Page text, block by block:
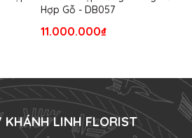
Hợp Gỗ - DB057
11.000.000₫
LINH FLORIST